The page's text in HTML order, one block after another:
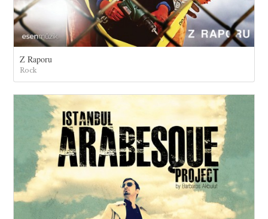
Z Raporu
Rock